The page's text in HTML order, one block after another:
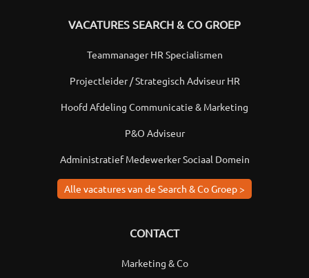
VACATURES SEARCH & CO GROEP
Teammanager HR Specialismen
Projectleider / Strategisch Adviseur HR
Hoofd Afdeling Communicatie & Marketing
P&O Adviseur
Administratief Medewerker Sociaal Domein
Alle vacatures van de Search & Co Groep >
CONTACT
Marketing & Co